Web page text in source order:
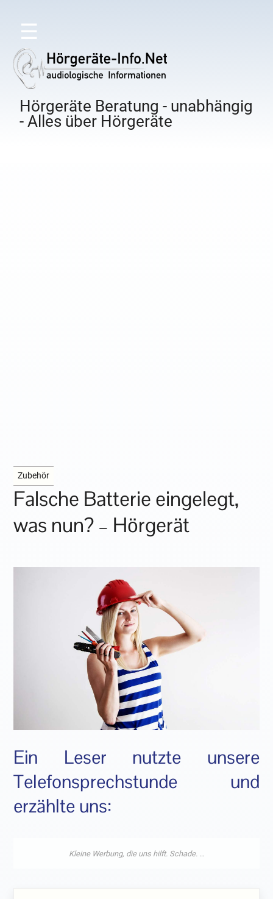
☰
Hörgeräte Beratung - unabhängig
- Alles über Hörgeräte
Zubehör
Falsche Batterie eingelegt,
was nun? – Hörgerät
Ein Leser nutzte unsere
Telefonsprechstunde und
erzählte uns: